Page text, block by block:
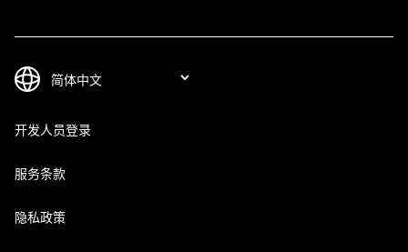
开发人员登录
服务条款
隐私政策